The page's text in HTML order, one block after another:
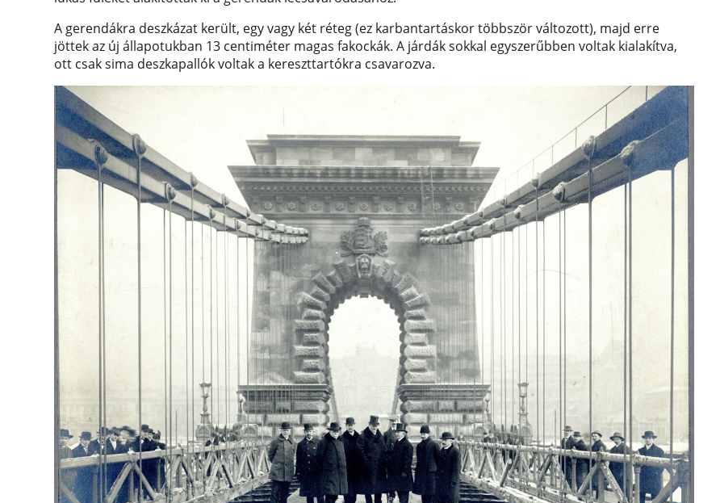
A gerendákra deszkázat került, egy vagy két réteg (ez karbantartáskor többször változott), majd erre
jöttek az új állapotukban 13 centiméter magas fakockák. A járdák sokkal egyszerűbben voltak kialakítva,
ott csak sima deszkapallók voltak a kereszttartókra csavarozva.